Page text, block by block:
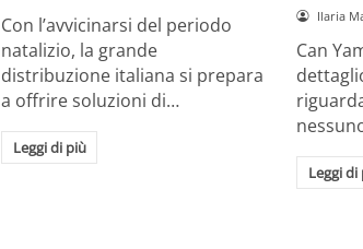
Con l’avvicinarsi del periodo
natalizio, la grande
distribuzione italiana si prepara
a offrire soluzioni di…
Leggi di più
Ilaria
Can
Leggi di